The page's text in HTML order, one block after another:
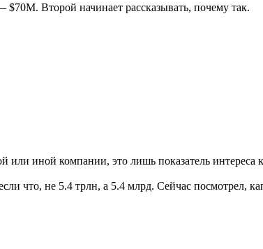
Второй начинает рассказывать, почему так.
или иной компании, это лишь показатель
что, не 5.4 трлн, а 5.4 млрд. Сейчас посмотрел,